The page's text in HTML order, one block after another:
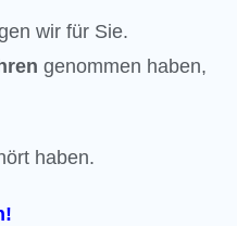
wir für Sie.
genommen haben,
haben.